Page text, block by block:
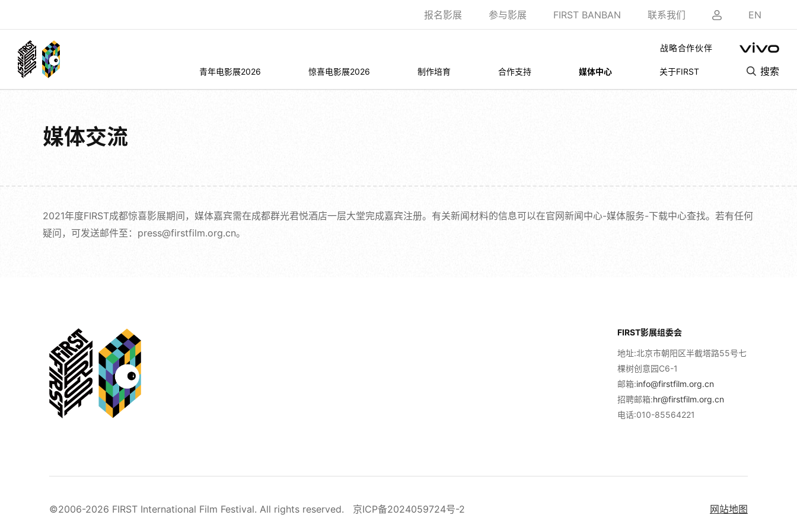
报名影展 参与影展 FIRST BANBAN 联系我们 EN
战略合作伙伴
青年电影展2026 惊喜电影展2026 制作培育 合作支持 媒体中心 关于FIRST 搜索
媒体交流
2021年度FIRST成都惊喜影展期间，媒体嘉宾需在成都群光君悦酒店一层大堂完成嘉宾注册。有关新闻材料的信息可以在官网新闻中心-媒体服务-下载中心查找。若有任何
疑问，可发送邮件至：press@firstfilm.org.cn。
FIRST影展组委会
地址:北京市朝阳区半截塔路55号七
棵树创意园C6-1
邮箱:info@firstfilm.org.cn
招聘邮箱:hr@firstfilm.org.cn
电话:010-85564221
©2006-2026 FIRST International Film Festival. All rights reserved. 京ICP备2024059724号-2 网站地图